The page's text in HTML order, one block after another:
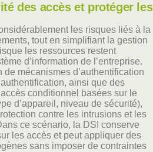
des accès et protéger les
les risques liés à la
tout en simplifiant la gestion
les ressources restent
d’information de l’entreprise.
de mécanismes d’authentification
ainsi que des
conditionnel basées sur le
d’appareil, niveau de sécurité),
contre les intrusions et les
ce scénario, la DSI conserve
les accès et peut appliquer des
sans imposer de contraintes